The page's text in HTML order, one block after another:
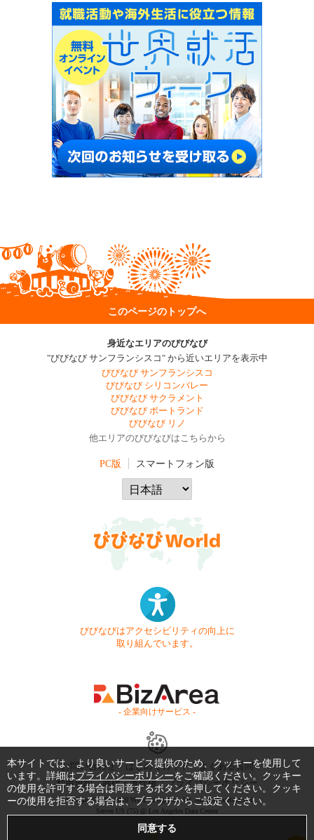
このページのトップへ
身近なエリアのびびなび
"びびなび サンフランシスコ" から近いエリアを表示中
びびなび サンフランシスコ
びびなび シリコンバレー
びびなび サクラメント
びびなび ポートランド
びびなび リノ
他エリアのびびなびはこちらから
PC版 スマートフォン版
びびなびはアクセシビリティの向上に
取り組んでいます。
- 企業向けサービス -
お問い合わせ はじめてガイド
よくある質問
利用規約
商標・著作権 プライバシーポリシー
Copyright © 1999-2026 Vivid Navigation, Inc. All Rights Reserved.
Server US (75) @ Los Angeles Data Center
本サイトでは、より良いサービス提供のため、クッキーを使用して
います。詳細はプライバシーポリシーをご確認ください。クッキー
の使用を許可する場合は同意するボタンを押してください。クッキ
ーの使用を拒否する場合は、ブラウザからご設定ください。